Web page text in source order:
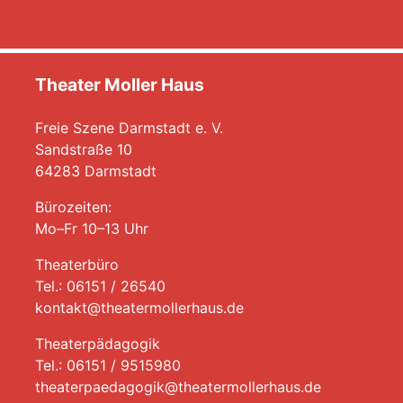
Theater Moller Haus
Freie Szene Darmstadt e. V.
Sandstraße 10
64283 Darmstadt
Bürozeiten:
Mo–Fr 10–13 Uhr
Theaterbüro
Tel.: 06151 / 26540
kontakt@theatermollerhaus.de
Theaterpädagogik
Tel.: 06151 / 9515980
theaterpaedagogik@theatermollerhaus.de